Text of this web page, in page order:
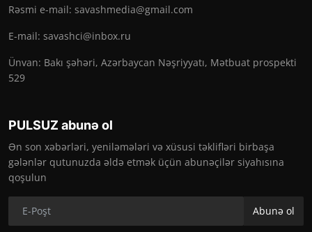
Rəsmi e-mail: savashmedia@gmail.com
E-mail: savashci@inbox.ru
Ünvan: Bakı şəhəri, Azərbaycan Nəşriyyatı, Mətbuat prospekti
529
PULSUZ abunə ol
Ən son xəbərləri, yeniləmələri və xüsusi təklifləri birbaşa
gələnlər qutunuzda əldə etmək üçün abunəçilər siyahısına
qoşulun
Abunə ol